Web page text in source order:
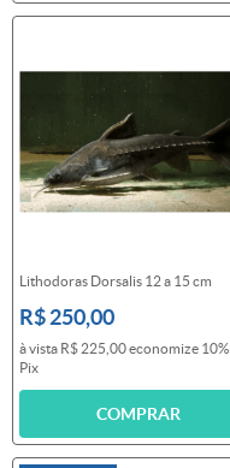
Lithodoras Dorsalis 12 a 15 cm
R$ 250,00
à vista R$ 225,00economize 10%
Pix
COMPRAR